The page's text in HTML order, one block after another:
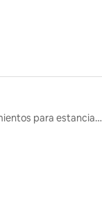
Alojamientos para estancias largas